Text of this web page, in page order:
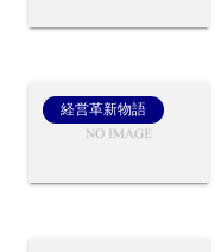
経営革新物語